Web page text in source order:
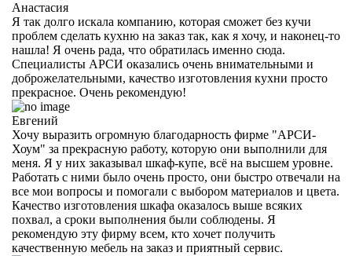
Анастасия
Я так долго искала компанию, которая сможет без кучи
проблем сделать кухню на заказ так, как я хочу, и наконец-то
нашла! Я очень рада, что обратилась именно сюда.
Специалисты АРСИ оказались очень внимательными и
доброжелательными, качество изготовления кухни просто
прекрасное. Очень рекомендую!
Евгений
Хочу выразить огромную благодарность фирме "АРСИ-
Хоум" за прекрасную работу, которую они выполнили для
меня. Я у них заказывал шкаф-купе, всё на высшем уровне.
Работать с ними было очень просто, они быстро отвечали на
все мои вопросы и помогали с выбором материалов и цвета.
Качество изготовления шкафа оказалось выше всяких
похвал, а сроки выполнения были соблюдены. Я
рекомендую эту фирму всем, кто хочет получить
качественную мебель на заказ и приятный сервис.